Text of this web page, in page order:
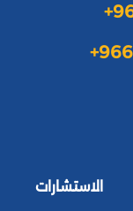
الاستشارات